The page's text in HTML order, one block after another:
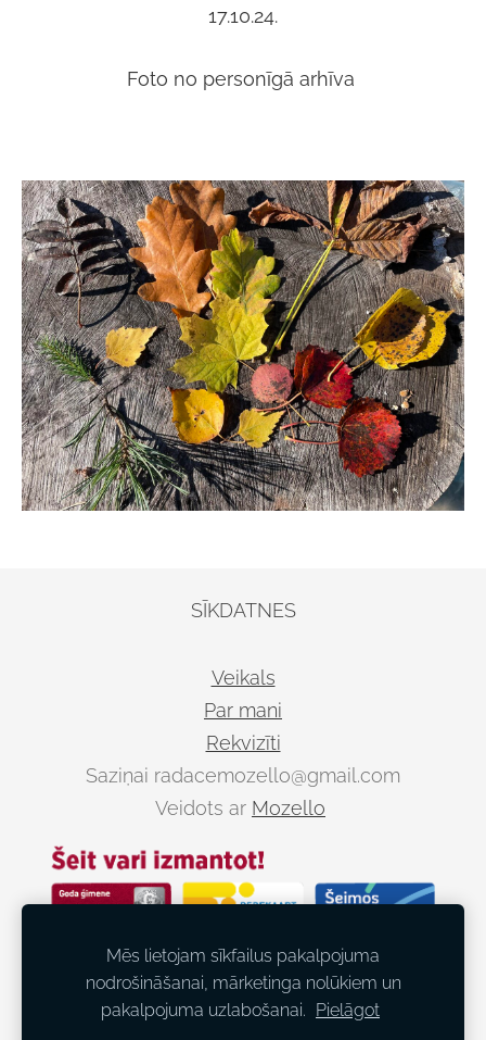
17.10.24.
Foto no personīgā arhīva
SĪKDATNES
Veikals
Par mani
Rekvizīti
Saziņai radacemozello@gmail.com
Veidots ar Mozello
Mēs lietojam sīkfailus pakalpojuma
nodrošināšanai, mārketinga nolūkiem un
pakalpojuma uzlabošanai. Pielāgot